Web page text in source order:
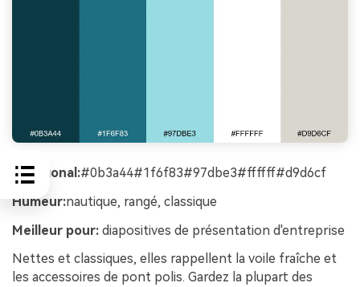
hexagonal:#0b3a44#1f6f83#97dbe3#ffffff#d9d6cf
Humeur:nautique, rangé, classique
Meilleur pour: diapositives de présentation d'entreprise
Nettes et classiques, elles rappellent la voile fraîche et
les accessoires de pont polis. Gardez la plupart des